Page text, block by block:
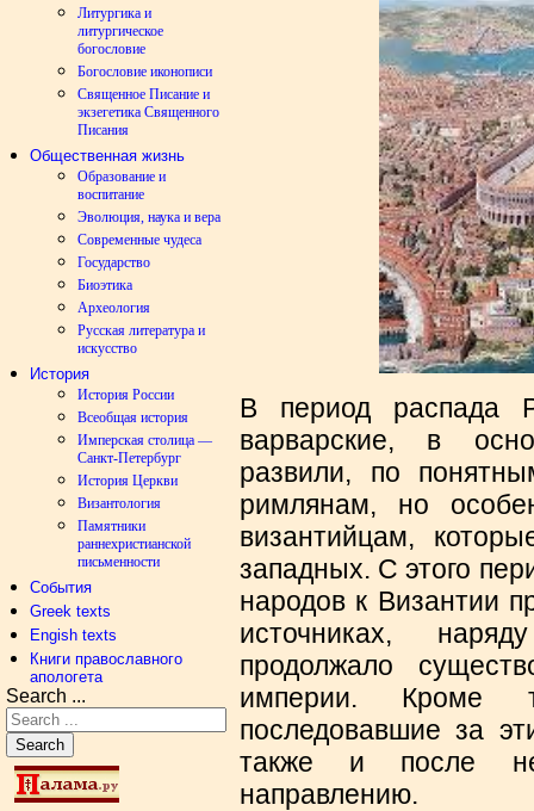
Литургика и
литургическое
богословие
Богословие иконописи
Священное Писание и
экзегетика Священного
Писания
Общественная жизнь
Образование и
воспитание
Эволюция, наука и вера
Современные чудеса
Государство
Биоэтика
Археология
Русская литература и
искусство
История
История России
Всеобщая история
Имперская столица —
Санкт-Петербург
История Церкви
Византология
Памятники
раннехристианской
письменности
События
Greek texts
Engish texts
Книги православного
апологета
Search ...
Search
В период распада
варварские, в
развили, по
римлянам, но
византийцам,
западных. С этого
народов к Византии
источниках,
продолжало
империи. Кроме
последовавшие за
также и после
направлению.